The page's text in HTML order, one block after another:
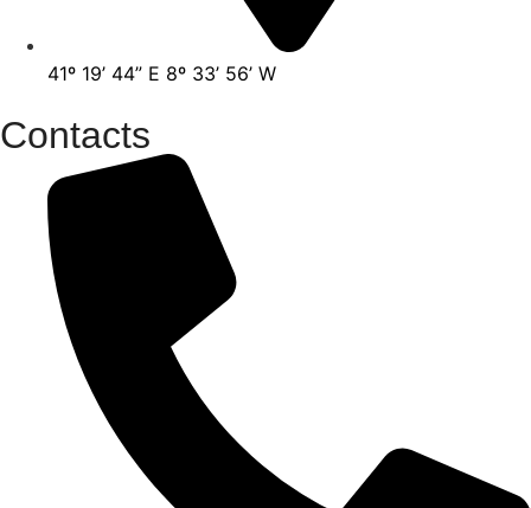
41º 19’ 44” E 8º 33’ 56’ W
Contacts